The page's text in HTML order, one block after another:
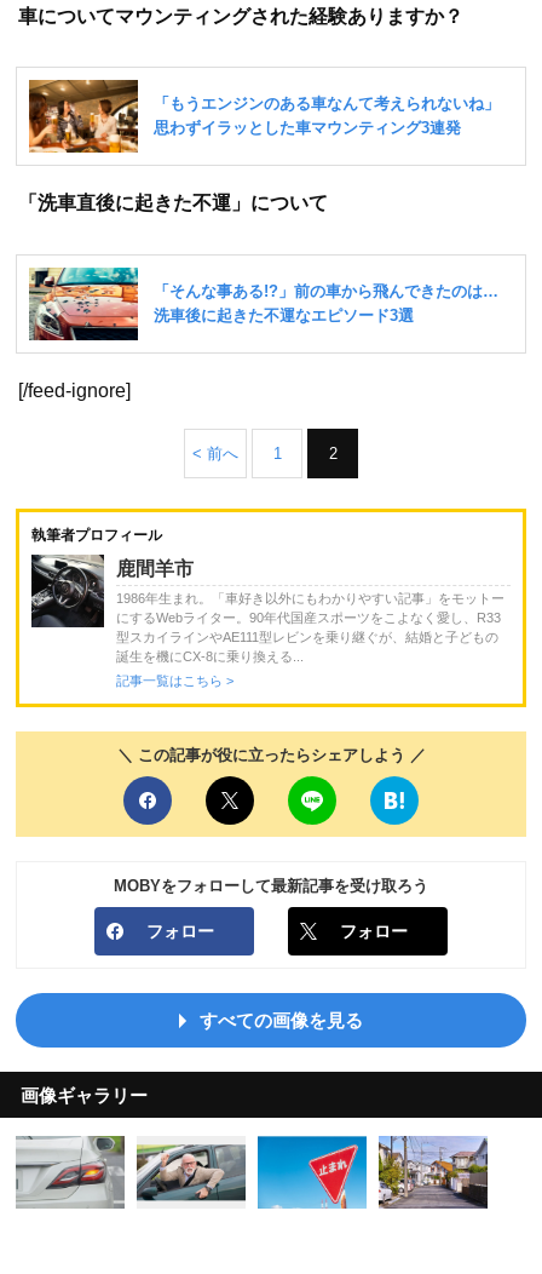
車についてマウンティングされた経験ありますか？
「洗車直後に起きた不運」について
[/feed-ignore]
< 前へ 1 2
執筆者プロフィール
鹿間羊市
1986年生まれ。「車好き以外にもわかりやすい記事」をモットー
にするWebライター。90年代国産スポーツをこよなく愛し、R33
型スカイラインやAE111型レビンを乗り継ぐが、結婚と子どもの
誕生を機にCX-8に乗り換える...
記事一覧はこちら >
＼ この記事が役に立ったらシェアしよう ／
MOBYをフォローして最新記事を受け取ろう
フォロー フォロー
すべての画像を見る
画像ギャラリー